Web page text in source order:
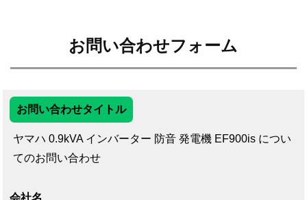
お問い合わせフォーム
お問い合わせタイトル
ヤマハ 0.9kVA インバーター 防音 発電機 EF900is につい
てのお問い合わせ